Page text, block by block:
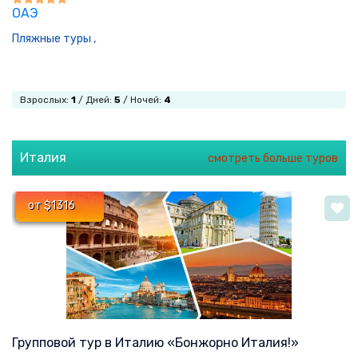
ОАЭ
Пляжные туры ,
Взрослых: 1 / Дней: 5 / Ночей: 4
Италия смотреть больше туров
от $1316
Групповой тур в Италию «Бонжорно Италия!»